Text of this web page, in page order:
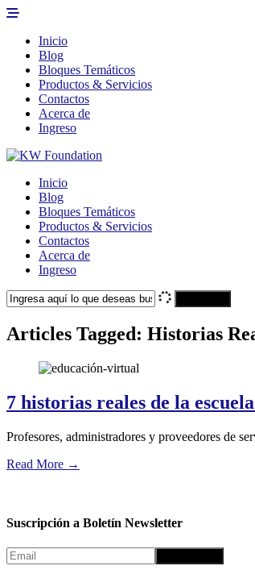
Inicio
Blog
Bloques Temáticos
Productos & Servicios
Contactos
Acerca de
Ingreso
Inicio
Blog
Bloques Temáticos
Productos & Servicios
Contactos
Acerca de
Ingreso
Articles Tagged: Historias
7 historias reales de la
Profesores, administradores y proveedores de
Read More →
Suscripción a Boletín Newsletter